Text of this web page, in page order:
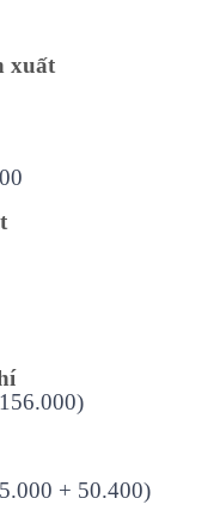
xuất
+ 50.400)